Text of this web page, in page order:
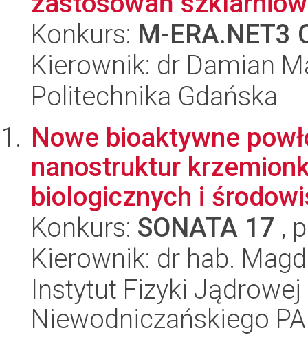
Konkurs: M-ERA.NET3
Kierownik: dr Damian
Politechnika Gdańska
Nowe bioaktywne
nanostruktur
biologicznych i
Konkurs: SONATA 17 ,
Kierownik: dr hab.
Instytut Fizyki
Niewodniczańskiego